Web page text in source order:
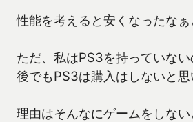
性能を考えると安くなったなぁ
ただ、私はPS3を持っていな
後でもPS3は購入はしないと思
理由はそんなにゲームをしない